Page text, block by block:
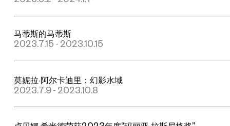
马蒂斯的马蒂斯
2023.7.15 - 2023.10.15
莫妮拉·阿尔卡迪里：幻影水域
2023.7.9 - 2023.10.8